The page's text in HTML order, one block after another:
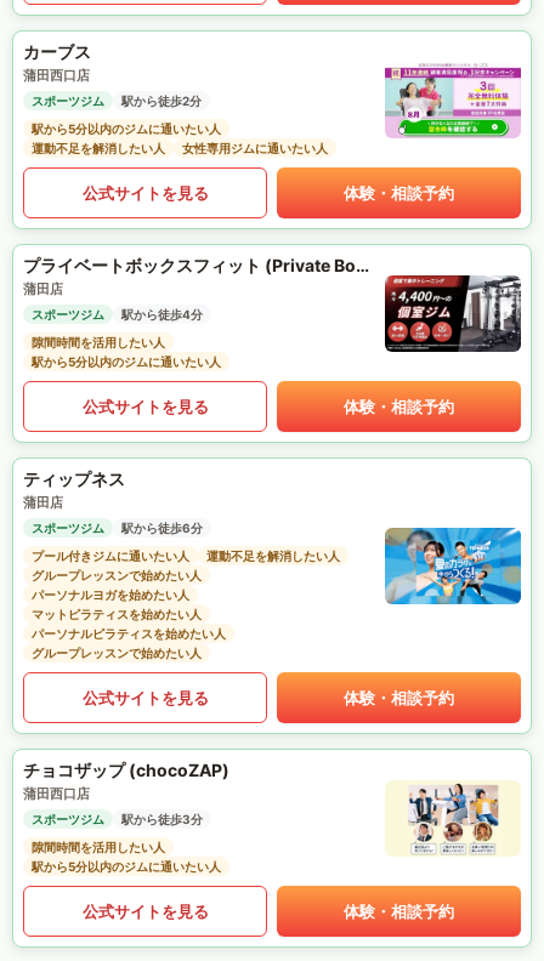
カーブス
蒲田西口店
スポーツジム
駅から徒歩2分
駅から5分以内のジムに通いたい人
運動不足を解消したい人
女性専用ジムに通いたい人
公式サイトを見る 体験・相談予約
プライベートボックスフィット (Private Box Fit)
蒲田店
スポーツジム
駅から徒歩4分
隙間時間を活用したい人
駅から5分以内のジムに通いたい人
公式サイトを見る 体験・相談予約
ティップネス
蒲田店
スポーツジム
駅から徒歩6分
プール付きジムに通いたい人
運動不足を解消したい人
グループレッスンで始めたい人
パーソナルヨガを始めたい人
マットピラティスを始めたい人
パーソナルピラティスを始めたい人
グループレッスンで始めたい人
公式サイトを見る 体験・相談予約
チョコザップ (chocoZAP)
蒲田西口店
スポーツジム
駅から徒歩3分
隙間時間を活用したい人
駅から5分以内のジムに通いたい人
公式サイトを見る 体験・相談予約